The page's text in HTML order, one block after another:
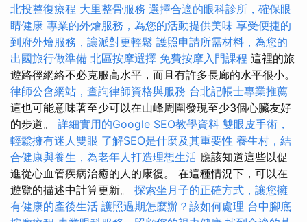
北投整復療程 大里整骨服務 選擇合適的眼科診所，確保眼
睛健康 專業的外燴服務，為您的活動提供美味 享受便捷的
到府外燴服務，讓派對更輕鬆 護照申請所需材料，為您的
出國旅行做準備 北區按摩選擇 免費按摩入門課程 這裡的旅
遊路徑網絡不必克服高水平，而且有許多長廊的水平很小。
律師公會網站，查詢律師資格與服務 台北記帳士專業推薦
這也可能意味著至少可以在山峰周圍發現至少3個心臟友好
的步道。 詳細實用的Google SEO教學資料 雙眼皮手術，
輕鬆擁有迷人雙眼 了解SEO是什麼及其重要性 養生村，結
合健康與養生，為老年人打造理想生活 應該知道這些以促
進從心血管疾病治癒的人的康復。 在這種情況下，可以在
遊覽的描述中計算更新。 探索坐月子的正確方式，讓您擁
有健康的產後生活 護照過期怎麼辦？該如何處理 台中腳底